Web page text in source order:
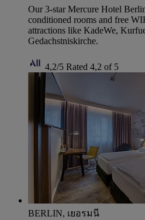
Our 3-star Mercure Hotel
conditioned rooms and free
attractions like KadeWe,
Gedachstniskirche.
4,2/5 Rated 4,2 of 5
BERLIN, เยอรมนี